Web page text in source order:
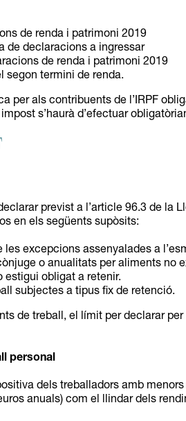
de renda i patrimoni 2019
de declaracions a ingressar
de renda i patrimoni 2019
segon termini de renda.
per als contribuents de l’IRPF
s’haurà d’efectuar
previst a l’article 96.3 de la
en els següents supòsits:
excepcions assenyalades a
o anualitats per aliments no
estigui obligat a retenir.
subjectes a tipus fix de retenció.
de treball, el límit per declarar
personal
dels treballadors amb
anuals) com el llindar dels